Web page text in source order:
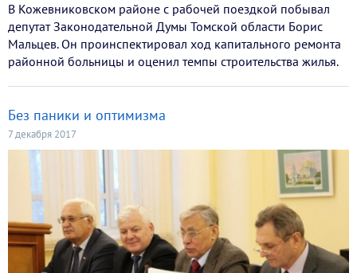
В Кожевниковском районе с рабочей поездкой побывал
депутат Законодательной Думы Томской области Борис
Мальцев. Он проинспектировал ход капитального ремонта
районной больницы и оценил темпы строительства жилья.
Без паники и оптимизма
7 декабря 2017